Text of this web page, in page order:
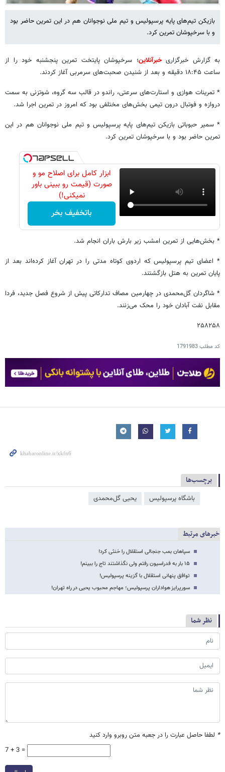
بازیکن تیم‌های پایه پرسپولیس و تیم ملی نوجوانان هم در این تمرین حاضر بود
و با سرخپوشان تمرین کرد.
به گزارش خبرگزاریخبرآنلاین؛ سرخپوشان پایتخت تمرین پنجشنبه خود را از
ساعت ۱۸:۴۵ دقیقه و بعد از شنیدن صحبت‌های سرمربی آغاز کردند.
* تمرینات هوازی و استارت‌های سرعتی، راندو در قالب سه گروه، شوتزنی به سمت
دروازه و فوتبال درون تیمی بخش‌های مختلفی بود که امروز در تمرین اجرا شد.
* سمیر حبوباتی بازیکن تیم‌های پایه پرسپولیس و تیم ملی نوجوانان هم در این
تمرین حاضر بود و با سرخپوشان تمرین کرد.
ابزار کامل برای اصلاح مو و
صورت (قیمت رو ببینی باور
نمیکنی!)
باتخفیف بخر
* بخش‌هایی از تمرین امشب زیر بارش باران انجام شد.
* اعضای تیم پرسپولیس که اردوی کوتاه مدتی را در تهران آغاز کرده‌اند بعد از
پایان تمرین به هتل بازگشتند.
* شاگردان گل‌محمدی در چهارمین مصاف تدارکاتی پیش از شروع فصل جدید، فردا
مقابل نفت آبادان خود را محک می‌زنند.
۲۵۸۲۵۸
کد مطلب1791983
برچسب‌ها
باشگاه پرسپولیس یحیی گل‌محمدی
خبرهای مرتبط
سپاهان بمب جنجالی استقلال را خنثی کرد!
۱۵ بار به فدراسیون رفتم ولی نگذاشتند تاج را ببینم!
توافق پنهانی استقلال با گزینه پرسپولیس!
سورپرایز هواداران پرسپولیس؛ مهاجم محبوب یحیی در راه تهران!
نظر شما
* لطفا حاصل عبارت را در جعبه متن روبرو وارد کنید
7 + 3 =